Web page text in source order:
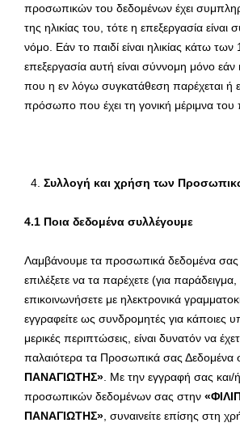
προσωπικών του δεδομένων έχει
της ηλικίας του, τότε η επεξεργασία
νόμο. Εάν το παιδί είναι ηλικίας κάτω
επεξεργασία αυτή είναι σύννομη μόνο εάν
που η εν λόγω συγκατάθεση παρέχεται ή
πρόσωπο που έχει τη γονική μέριμνα του
Συλλογή και χρήση των
4.1 Ποια δεδομένα συλλέγουμε
Λαμβάνουμε τα προσωπικά δεδομένα σας
επιλέξετε να τα παρέχετε (για παράδειγμα,
επικοινωνήσετε με ηλεκτρονικά
εγγραφείτε ως συνδρομητές για κάποιες
μερικές περιπτώσεις, είναι δυνατόν να
παλαιότερα τα Προσωπικά σας Δεδομένα
ΠΑΝΑΓΙΩΤΗΣ» . Με την εγγραφή σας
προσωπικών δεδομένων σας στην
ΠΑΝΑΓΙΩΤΗΣ» , συναινείτε επίσης στη